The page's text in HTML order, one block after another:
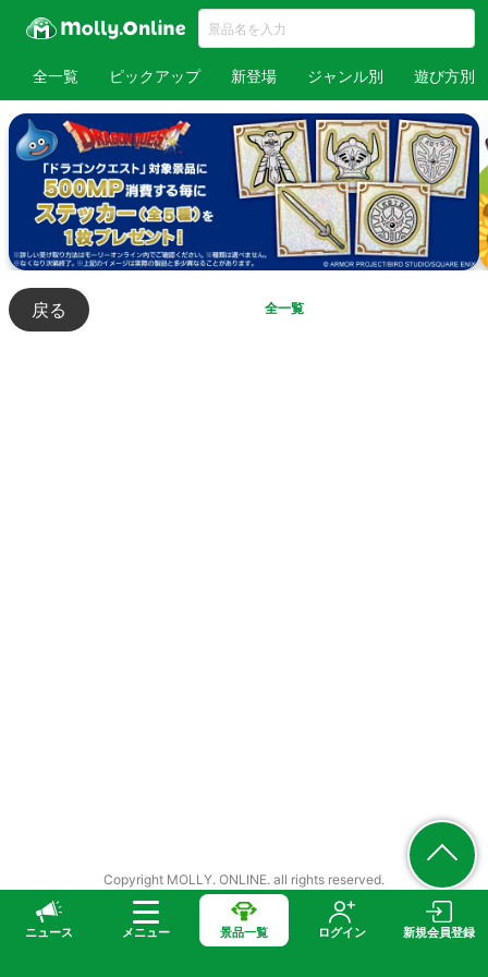
ニュース メニュー 景品一覧 ログイン 新規会員登録
全一覧 ピックアップ 新登場 ジャンル別 遊び方別
戻る 全一覧
Copyright MOLLY. ONLINE. all rights reserved.